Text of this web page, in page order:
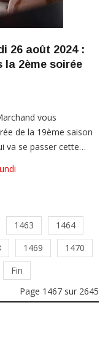
26 août 2024 :
la 2ème soirée
vous
de la 19ème saison
va se passer cette…
1463
1464
1469
1470
Fin
Page 1467 sur 2645